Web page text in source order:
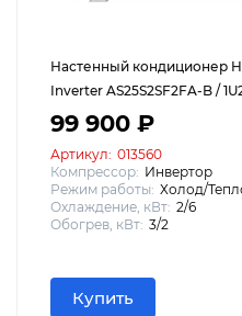
Настенный кондиционер
Inverter AS25S2SF2FA-B /
99 900 ₽
Артикул: 013560
Компрессор: Инвертор
Режим работы: Холод/
Охлаждение, кВт: 2/6
Обогрев, кВт: 3/2
Купить